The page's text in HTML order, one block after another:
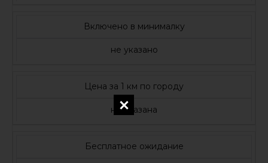
Включено в минималку
не указано
Цена за 1 км по городу
не указана
Бесплатное ожидание